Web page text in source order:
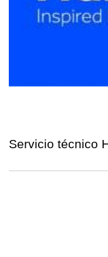
Servicio técnico